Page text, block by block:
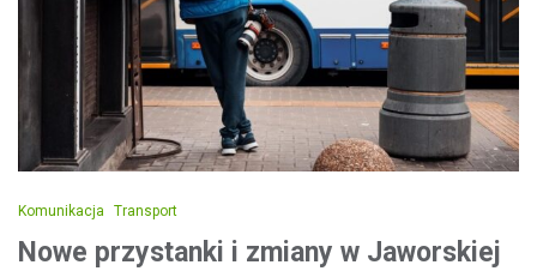
Komunikacja Transport
Nowe przystanki i zmiany w Jaworskiej